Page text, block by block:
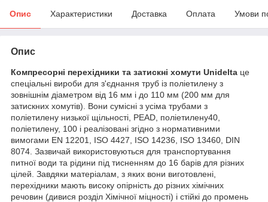
Опис Характеристики Доставка Оплата Умови
Опис
Компресорні перехідники та затискні хомути Unidelta це
спеціальні вироби для з'єднання труб із поліетилену з
зовнішнім діаметром від 16 мм і до 110 мм (200 мм для
затискних хомутів). Вони сумісні з усіма трубами з
поліетилену низької щільності, PEAD, поліетилену40,
поліетилену, 100 і реалізовані згідно з нормативними
вимогами EN 12201, ISO 4427, ISO 14236, ISO 13460, DIN
8074. Зазвичай використовуються для транспортування
питної води та рідини під тисненням до 16 барів для різних
цілей. Завдяки матеріалам, з яких вони виготовлені,
перехідники мають високу опірність до різних хімічних
речовин (дивися розділ Хімічної міцності) і стійкі до промень